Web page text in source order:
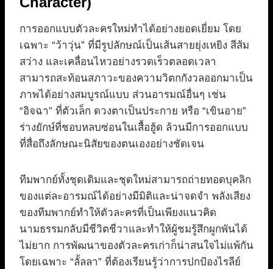
การออกแบบตัวละครใหม่ทำได้อย่างยอดเยี่ยม โดย
เฉพาะ “ว้าวุ่น” ที่มีรูปลักษณ์เป็นเส้นสายยุ่งเหยิง สีส้ม
สว่าง และเคลื่อนไหวอย่างรวดเร็วตลอดเวลา
สามารถสะท้อนสภาวะของความวิตกกังวลออกมาเป็น
ภาพได้อย่างสมบูรณ์แบบ ส่วนอารมณ์อื่นๆ เช่น
“อิจฉา” ที่ตัวเล็ก ดวงตาเป็นประกาย หรือ “เขินอาย”
ร่างยักษ์ที่ชอบหลบซ่อนในเสื้อฮู้ด ล้วนมีการออกแบบ
ที่สื่อถึงลักษณะนิสัยของตนเองอย่างชัดเจน
ทีมพากย์ทั้งชุดเดิมและชุดใหม่สามารถถ่ายทอดบุคลิก
ของแต่ละอารมณ์ได้อย่างมีมิติและน่าจดจำ พลังเสียง
ของทีมพากย์ทำให้ตัวละครที่เป็นเพียงแนวคิด
นามธรรมกลับมีชีวิตชีวาและทำให้ผู้ชมรู้สึกผูกพันได้
ไม่ยาก การพัฒนาของตัวละครเก่าก็น่าสนใจไม่แพ้กัน
โดยเฉพาะ “ลั้ลลา” ที่ต้องเรียนรู้ว่าการปกป้องไรลีย์